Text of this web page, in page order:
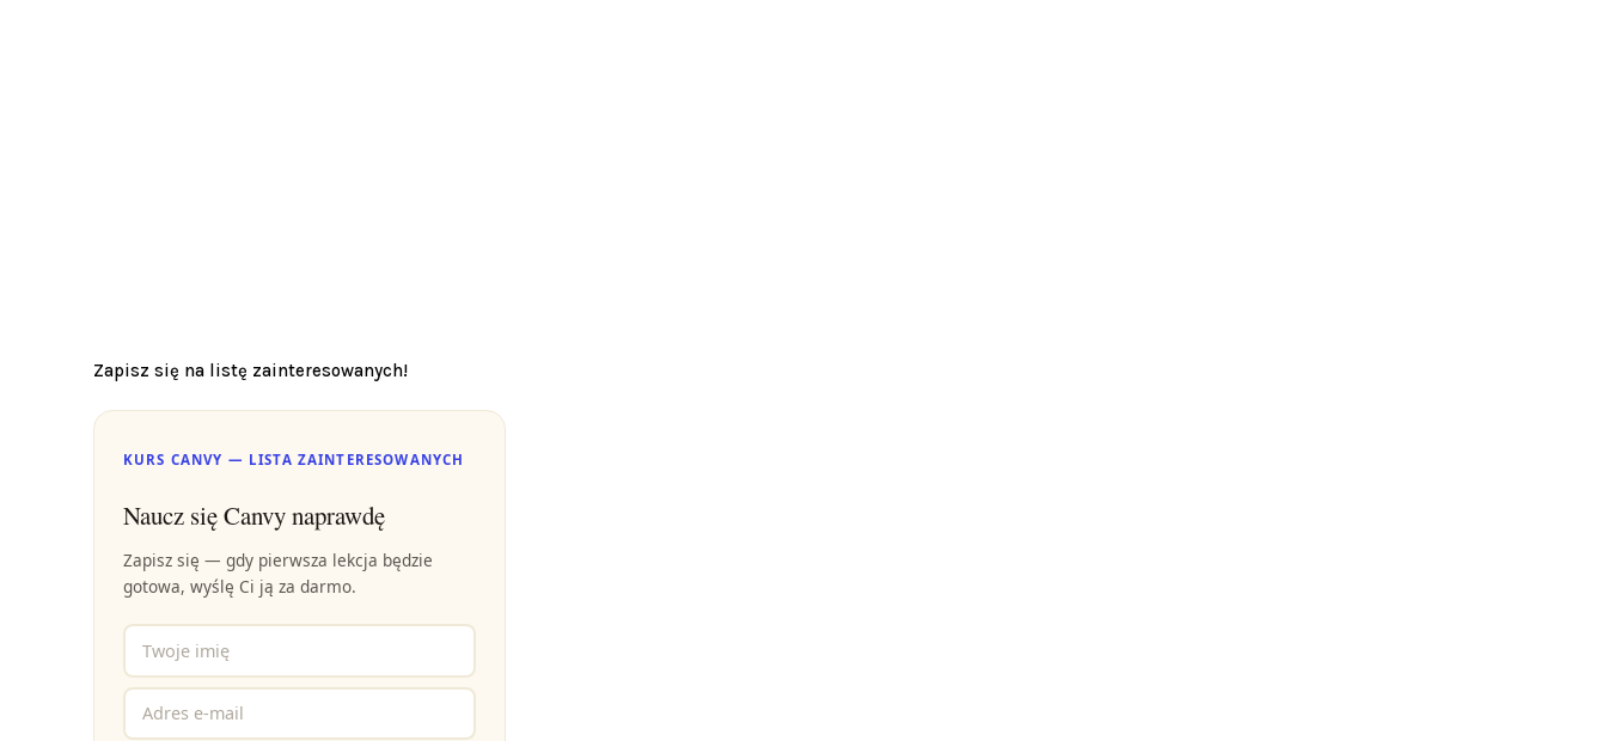
Zapisz się na listę zainteresowanych!
KURS CANVY — LISTA ZAINTERESOWANYCH
Naucz się Canvy naprawdę
Zapisz się — gdy pierwsza lekcja będzie
gotowa, wyślę Ci ją za darmo.